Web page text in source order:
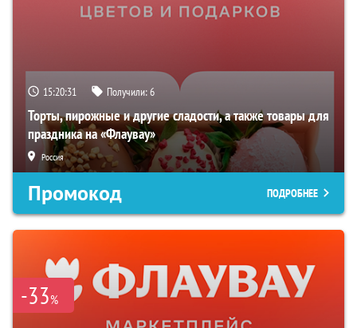
15:20:31 Получили:6
Торты, пирожные и другие сладости, а также товары для
праздника на «Флаувау»
Россия
Промокод ПОДРОБНЕЕ
-33%